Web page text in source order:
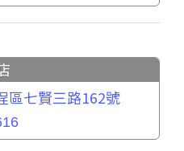
區七賢三路162號